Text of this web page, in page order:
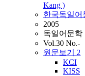
Kang )
한국독일어
2005
독일어문학
Vol.30 No.-
원문보기 2
KCI
KISS